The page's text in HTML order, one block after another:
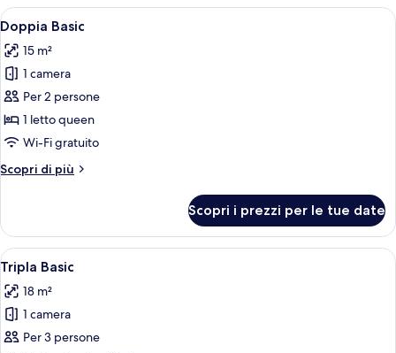
Apri
tutte
le
foto
per
Doppia
Basic
Una camera da letto con una
4
Doppia Basic
15 m²
1 camera
Per 2 persone
1 letto queen
Wi-Fi gratuito
Scopri di più
Altri
Basic
Scopri i prezzi per le tue date
Apri
tutte
le
foto
per
Camera d'albergo con due letti, una
3
Tripla Basic
18 m²
1 camera
Per 3 persone